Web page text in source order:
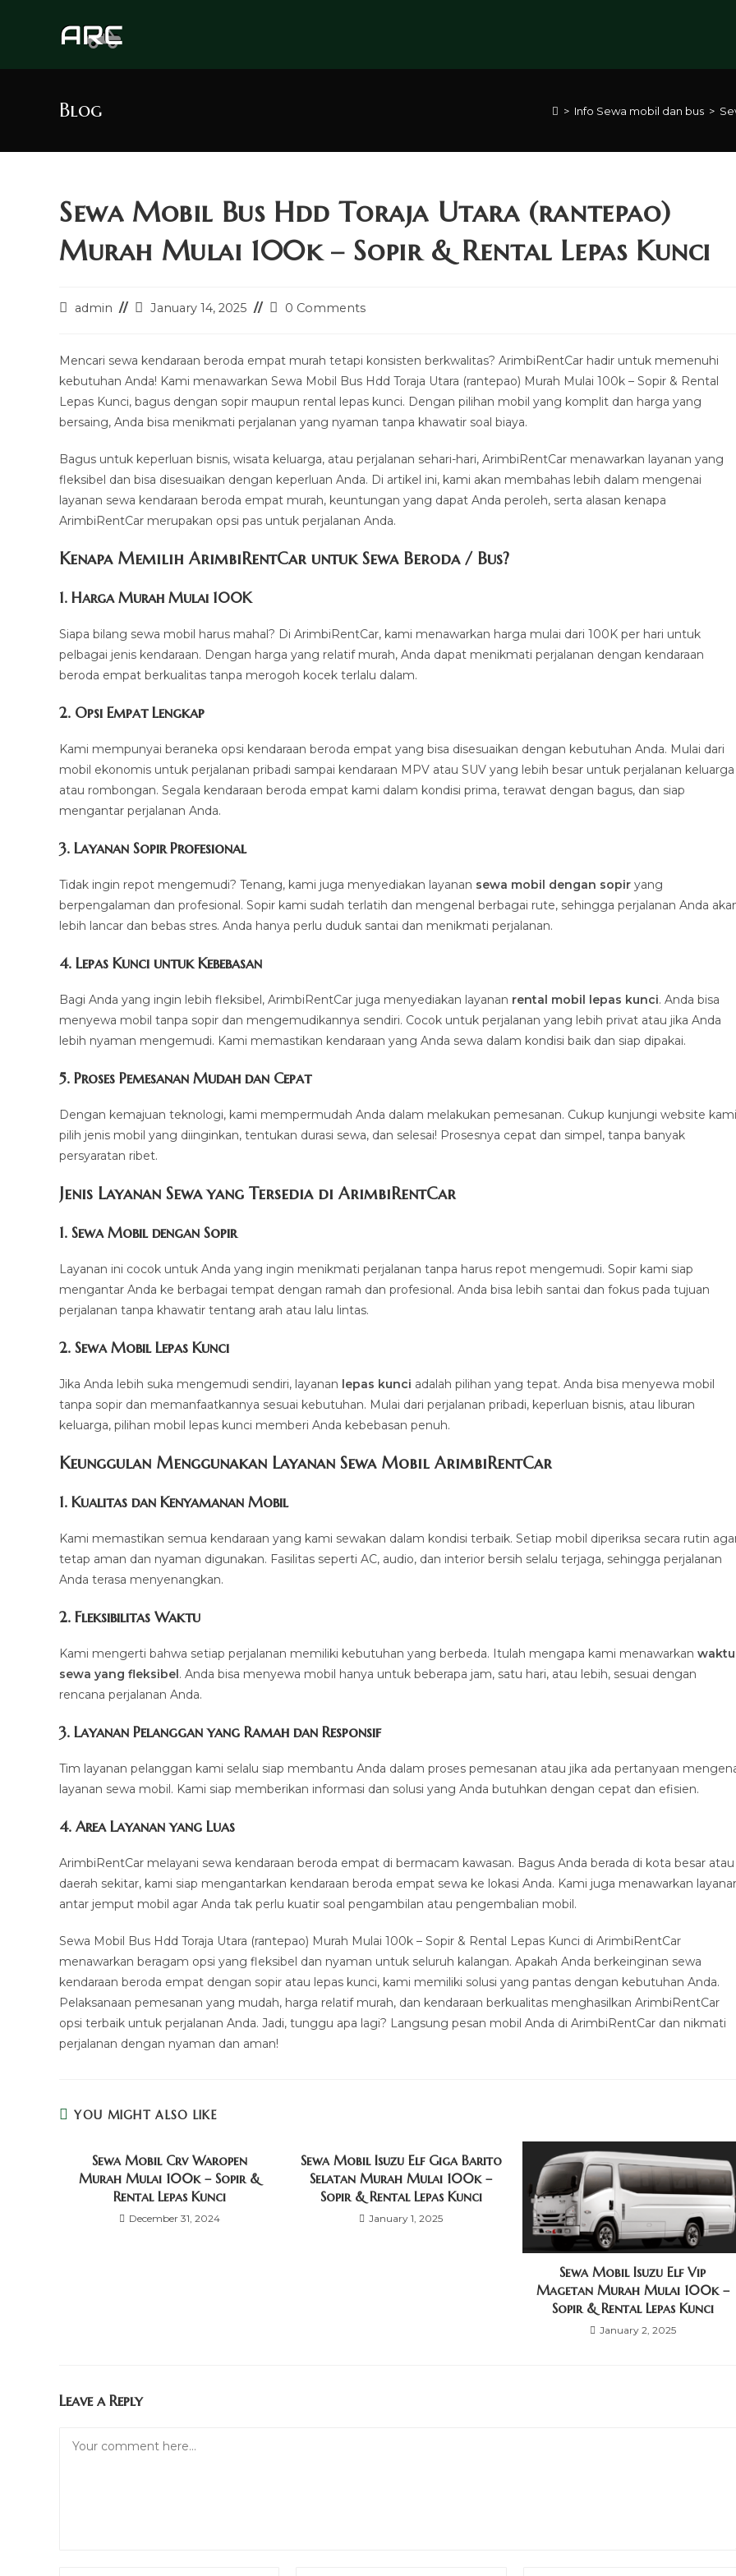
Blog > Info Sewa mobil dan bus >
Sewa Mobil Bus Hdd Toraja Utara (rantepao)
Murah Mulai 100k – Sopir & Rental Lepas Kunci
Postadmin
PostJanuary 14, 2025
Post0 Comments
Mencari sewa kendaraan beroda empat murah tetapi konsisten berkwalitas? ArimbiRentCar hadir untuk memenuhi
kebutuhan Anda! Kami menawarkan Sewa Mobil Bus Hdd Toraja Utara (rantepao) Murah Mulai 100k – Sopir & Rental
Lepas Kunci, bagus dengan sopir maupun rental lepas kunci. Dengan pilihan mobil yang komplit dan harga yang
bersaing, Anda bisa menikmati perjalanan yang nyaman tanpa khawatir soal biaya.
Bagus untuk keperluan bisnis, wisata keluarga, atau perjalanan sehari-hari, ArimbiRentCar menawarkan layanan yang
fleksibel dan bisa disesuaikan dengan keperluan Anda. Di artikel ini, kami akan membahas lebih dalam mengenai
layanan sewa kendaraan beroda empat murah, keuntungan yang dapat Anda peroleh, serta alasan kenapa
ArimbiRentCar merupakan opsi pas untuk perjalanan Anda.
Kenapa Memilih ArimbiRentCar untuk Sewa Beroda / Bus?
1. Harga Murah Mulai 100K
Siapa bilang sewa mobil harus mahal? Di ArimbiRentCar, kami menawarkan harga mulai dari 100K per hari untuk
pelbagai jenis kendaraan. Dengan harga yang relatif murah, Anda dapat menikmati perjalanan dengan kendaraan
beroda empat berkualitas tanpa merogoh kocek terlalu dalam.
2. Opsi Empat Lengkap
Kami mempunyai beraneka opsi kendaraan beroda empat yang bisa disesuaikan dengan kebutuhan Anda. Mulai dari
mobil ekonomis untuk perjalanan pribadi sampai kendaraan MPV atau SUV yang lebih besar untuk perjalanan keluarga
atau rombongan. Segala kendaraan beroda empat kami dalam kondisi prima, terawat dengan bagus, dan siap
mengantar perjalanan Anda.
3. Layanan Sopir Profesional
Tidak ingin repot mengemudi? Tenang, kami juga menyediakan layanan sewa mobil dengan sopir yang
berpengalaman dan profesional. Sopir kami sudah terlatih dan mengenal berbagai rute, sehingga perjalanan Anda
lebih lancar dan bebas stres. Anda hanya perlu duduk santai dan menikmati perjalanan.
4. Lepas Kunci untuk Kebebasan
Bagi Anda yang ingin lebih fleksibel, ArimbiRentCar juga menyediakan layanan rental mobil lepas kunci. Anda bisa
menyewa mobil tanpa sopir dan mengemudikannya sendiri. Cocok untuk perjalanan yang lebih privat atau jika Anda
lebih nyaman mengemudi. Kami memastikan kendaraan yang Anda sewa dalam kondisi baik dan siap dipakai.
5. Proses Pemesanan Mudah dan Cepat
Dengan kemajuan teknologi, kami mempermudah Anda dalam melakukan pemesanan. Cukup kunjungi website
pilih jenis mobil yang diinginkan, tentukan durasi sewa, dan selesai! Prosesnya cepat dan simpel, tanpa banyak
persyaratan ribet.
Jenis Layanan Sewa yang Tersedia di ArimbiRentCar
1. Sewa Mobil dengan Sopir
Layanan ini cocok untuk Anda yang ingin menikmati perjalanan tanpa harus repot mengemudi. Sopir kami siap
mengantar Anda ke berbagai tempat dengan ramah dan profesional. Anda bisa lebih santai dan fokus pada tujuan
perjalanan tanpa khawatir tentang arah atau lalu lintas.
2. Sewa Mobil Lepas Kunci
Jika Anda lebih suka mengemudi sendiri, layanan lepas kunci adalah pilihan yang tepat. Anda bisa menyewa mobil
tanpa sopir dan memanfaatkannya sesuai kebutuhan. Mulai dari perjalanan pribadi, keperluan bisnis, atau liburan
keluarga, pilihan mobil lepas kunci memberi Anda kebebasan penuh.
Keunggulan Menggunakan Layanan Sewa Mobil ArimbiRentCar
1. Kualitas dan Kenyamanan Mobil
Kami memastikan semua kendaraan yang kami sewakan dalam kondisi terbaik. Setiap mobil diperiksa secara rutin
tetap aman dan nyaman digunakan. Fasilitas seperti AC, audio, dan interior bersih selalu terjaga, sehingga perjalanan
Anda terasa menyenangkan.
2. Fleksibilitas Waktu
Kami mengerti bahwa setiap perjalanan memiliki kebutuhan yang berbeda. Itulah mengapa kami menawarkan waktu
sewa yang fleksibel. Anda bisa menyewa mobil hanya untuk beberapa jam, satu hari, atau lebih, sesuai dengan
rencana perjalanan Anda.
3. Layanan Pelanggan yang Ramah dan Responsif
Tim layanan pelanggan kami selalu siap membantu Anda dalam proses pemesanan atau jika ada pertanyaan
layanan sewa mobil. Kami siap memberikan informasi dan solusi yang Anda butuhkan dengan cepat dan efisien.
4. Area Layanan yang Luas
ArimbiRentCar melayani sewa kendaraan beroda empat di bermacam kawasan. Bagus Anda berada di kota besar atau
daerah sekitar, kami siap mengantarkan kendaraan beroda empat sewa ke lokasi Anda. Kami juga menawarkan
antar jemput mobil agar Anda tak perlu kuatir soal pengambilan atau pengembalian mobil.
Sewa Mobil Bus Hdd Toraja Utara (rantepao) Murah Mulai 100k – Sopir & Rental Lepas Kunci di ArimbiRentCar
menawarkan beragam opsi yang fleksibel dan nyaman untuk seluruh kalangan. Apakah Anda berkeinginan sewa
kendaraan beroda empat dengan sopir atau lepas kunci, kami memiliki solusi yang pantas dengan kebutuhan Anda.
Pelaksanaan pemesanan yang mudah, harga relatif murah, dan kendaraan berkualitas menghasilkan ArimbiRentCar
opsi terbaik untuk perjalanan Anda. Jadi, tunggu apa lagi? Langsung pesan mobil Anda di ArimbiRentCar dan nikmati
perjalanan dengan nyaman dan aman!
YOU MIGHT ALSO LIKE
Sewa Mobil Crv Waropen
Murah Mulai 100k – Sopir &
Rental Lepas Kunci
December 31, 2024
Sewa Mobil Isuzu Elf Giga Barito
Selatan Murah Mulai 100k –
Sopir & Rental Lepas Kunci
January 1, 2025
Sewa Mobil Isuzu Elf Vip
Magetan Murah Mulai 100k –
Sopir & Rental Lepas Kunci
January 2, 2025
Leave a Reply